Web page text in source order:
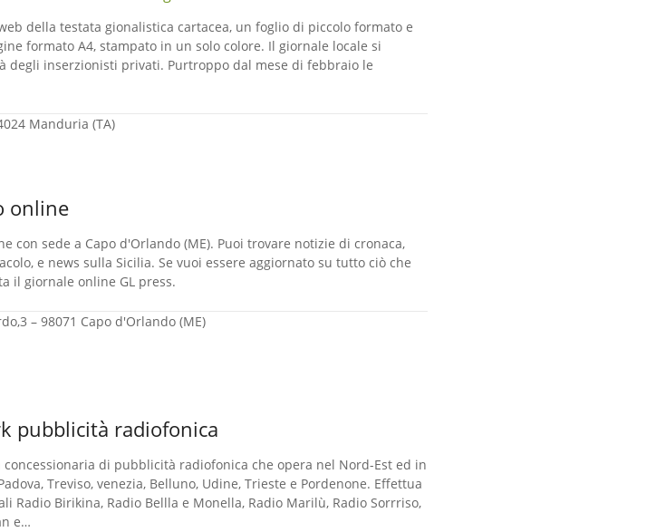
della testata gionalistica cartacea, un foglio di piccolo formato e
formato A4, stampato in un solo colore. Il giornale locale si
degli inserzionisti privati. Purtroppo dal mese di febbraio le
Manduria (TA)
online
con sede a Capo d'Orlando (ME). Puoi trovare notizie di cronaca,
e news sulla Sicilia. Se vuoi essere aggiornato su tutto ciò che
il giornale online GL press.
– 98071 Capo d'Orlando (ME)
pubblicità radiofonica
concessionaria di pubblicità radiofonica che opera nel Nord-Est ed in
Treviso, venezia, Belluno, Udine, Trieste e Pordenone. Effettua
Radio Birikina, Radio Bellla e Monella, Radio Marilù, Radio Sorrriso,
e…